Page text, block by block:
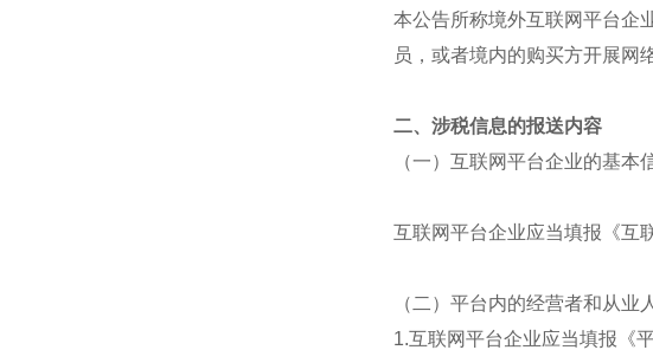
本公告所称境外互联网平台企
员，或者境内的购买方开展网
二、涉税信息的报送内容
（一）互联网平台企业的基本
互联网平台企业应当填报《互
（二）平台内的经营者和从业
1.互联网平台企业应当填报《